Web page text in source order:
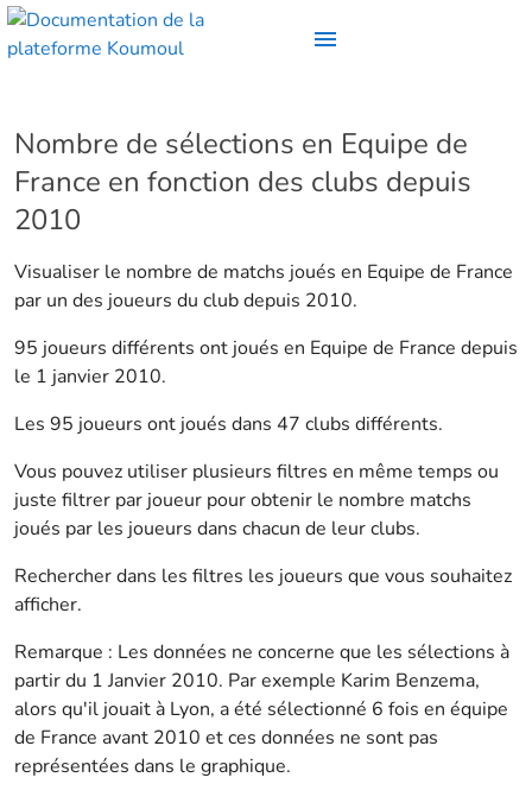
Nombre de sélections en Equipe de
France en fonction des clubs depuis
2010
Visualiser le nombre de matchs joués en Equipe de France
par un des joueurs du club depuis 2010.
95 joueurs différents ont joués en Equipe de France depuis
le 1 janvier 2010.
Les 95 joueurs ont joués dans 47 clubs différents.
Vous pouvez utiliser plusieurs filtres en même temps ou
juste filtrer par joueur pour obtenir le nombre matchs
joués par les joueurs dans chacun de leur clubs.
Rechercher dans les filtres les joueurs que vous souhaitez
afficher.
Remarque : Les données ne concerne que les sélections à
partir du 1 Janvier 2010. Par exemple Karim Benzema,
alors qu'il jouait à Lyon, a été sélectionné 6 fois en équipe
de France avant 2010 et ces données ne sont pas
représentées dans le graphique.